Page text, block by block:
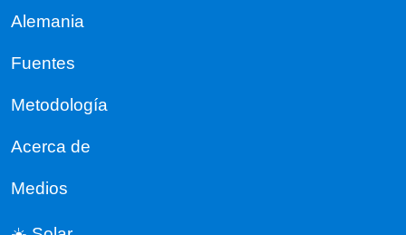
Alemania
Fuentes
Metodología
Acerca de
Medios